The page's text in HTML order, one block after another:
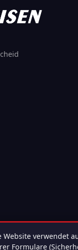
Website verwendet
Formulare